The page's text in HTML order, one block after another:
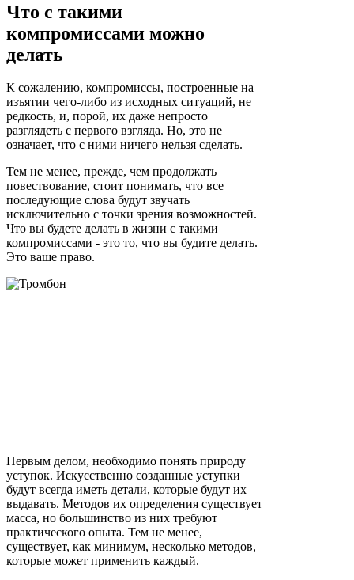
Что с такими
компромиссами можно
делать
К сожалению, компромиссы, построенные на
изъятии чего-либо из исходных ситуаций, не
редкость, и, порой, их даже непросто
разглядеть с первого взгляда. Но, это не
означает, что с ними ничего нельзя сделать.
Тем не менее, прежде, чем продолжать
повествование, стоит понимать, что все
последующие слова будут звучать
исключительно с точки зрения возможностей.
Что вы будете делать в жизни с такими
компромиссами - это то, что вы будите делать.
Это ваше право.
Первым делом, необходимо понять природу
уступок. Искусственно созданные уступки
будут всегда иметь детали, которые будут их
выдавать. Методов их определения существует
масса, но большинство из них требуют
практического опыта. Тем не менее,
существует, как минимум, несколько методов,
которые может применить каждый.